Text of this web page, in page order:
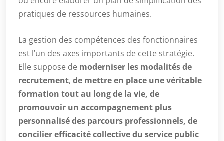
pratiques de ressources humaines.
La gestion des compétences des fonctionnaires
est l’un des axes importants de cette stratégie.
Elle suppose de moderniser les modalités de
recrutement, de mettre en place une véritable
formation tout au long de la vie, de
promouvoir un accompagnement plus
personnalisé des parcours professionnels, de
concilier efficacité collective du service public